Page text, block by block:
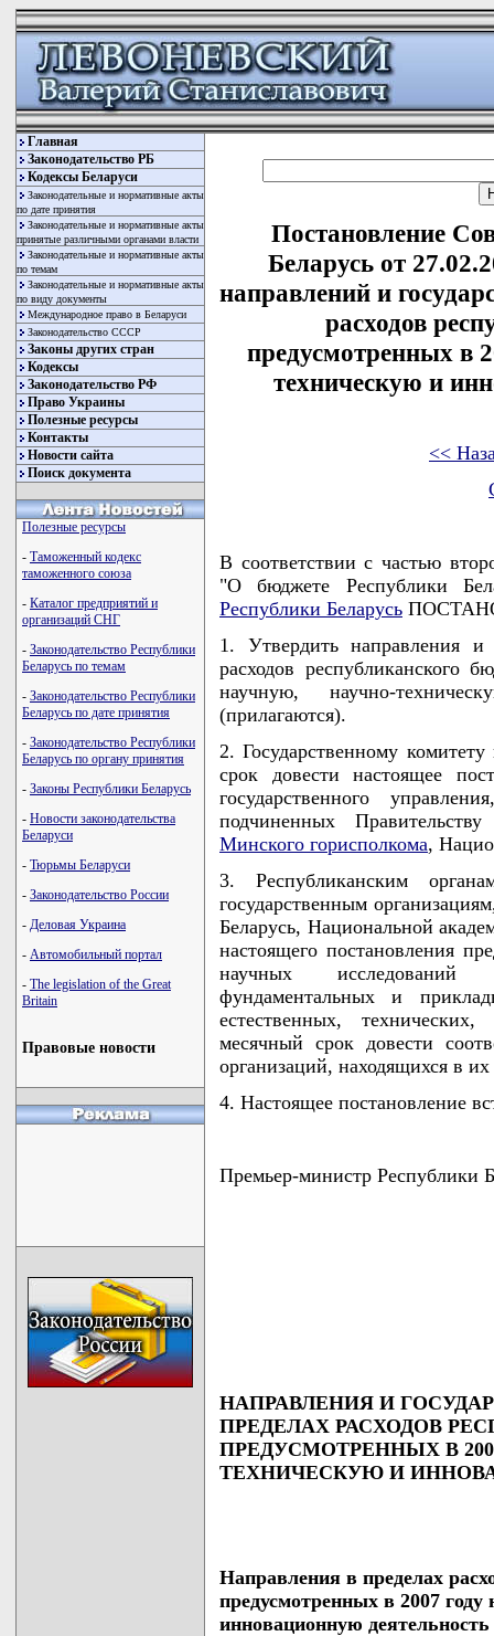
Главная
Законодательство РБ
Кодексы Беларуси
Законодательные и нормативные акты
по дате принятия
Законодательные и нормативные акты
принятые различными органами власти
Законодательные и нормативные акты
по темам
Законодательные и нормативные акты
по виду документы
Международное право в Беларуси
Законодательство СССР
Законы других стран
Кодексы
Законодательство РФ
Право Украины
Полезные ресурсы
Контакты
Новости сайта
Поиск документа
Полезные ресурсы
- Таможенный кодекс
таможенного союза
- Каталог предприятий и
организаций СНГ
- Законодательство Республики
Беларусь по темам
- Законодательство Республики
Беларусь по дате принятия
- Законодательство Республики
Беларусь по органу принятия
- Законы Республики Беларусь
- Новости законодательства
Беларуси
- Тюрьмы Беларуси
- Законодательство России
- Деловая Украина
- Автомобильный портал
- The legislation of the Great
Britain
Правовые новости
Постановление
Беларусь от
направлений и
расходов
предусмотренных в
техническую и
<<
В соответствии с частью
"О бюджете Республики
Республики Беларусь
1. Утвердить направления и
расходов республиканского
научную, научно-
(прилагаются).
2. Государственному
срок довести настоящее
государственного
подчиненных
Минского горисполкома,
3. Республиканским
государственным
Беларусь, Национальной
настоящего постановления
научных исследований
фундаментальных и
естественных,
месячный срок довести
организаций, находящихся в
4. Настоящее постановление
Премьер-министр
НАПРАВЛЕНИЯ И
ПРЕДЕЛАХ РАСХОДОВ
ПРЕДУСМОТРЕННЫХ В
ТЕХНИЧЕСКУЮ И
Направления в пределах
предусмотренных в 2007
инновационную деятельность